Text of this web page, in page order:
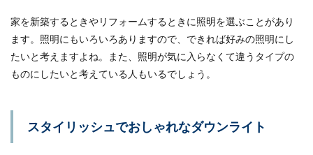
庭に木がある場合は、秋頃になると落ち葉が気に
なってきます。隣の敷地に飛んでいってしまわな
いうちに...
砂浜にいるカニの捕まえ方とは？この
家を新築するときやリフォームするときに照明を選ぶことがあり
ます。照明にもいろいろありますので、できれば好みの照明にし
たいと考えますよね。また、照明が気に入らなくて違うタイプの
ものにしたいと考えている人もいるでしょう。
スタイリッシュでおしゃれなダウンライト